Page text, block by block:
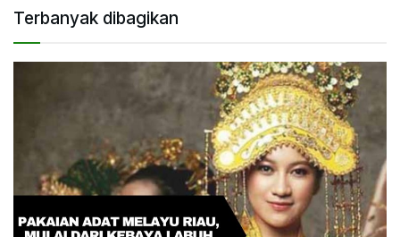
Terbanyak dibagikan